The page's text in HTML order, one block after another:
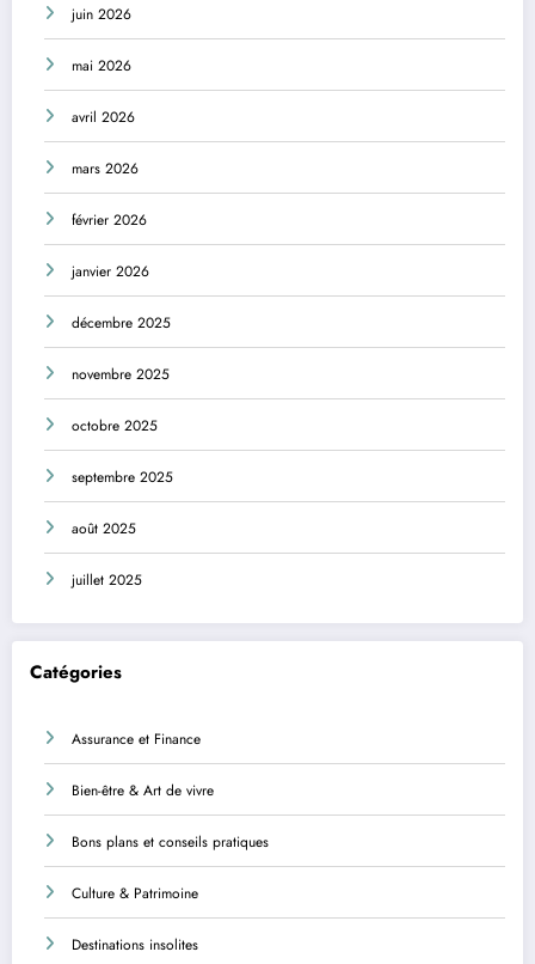
juin 2026
mai 2026
avril 2026
mars 2026
février 2026
janvier 2026
décembre 2025
novembre 2025
octobre 2025
septembre 2025
août 2025
juillet 2025
Catégories
Assurance et Finance
Bien-être & Art de vivre
Bons plans et conseils pratiques
Culture & Patrimoine
Destinations insolites